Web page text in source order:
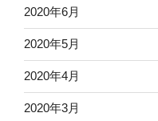
2020年6月
2020年5月
2020年4月
2020年3月